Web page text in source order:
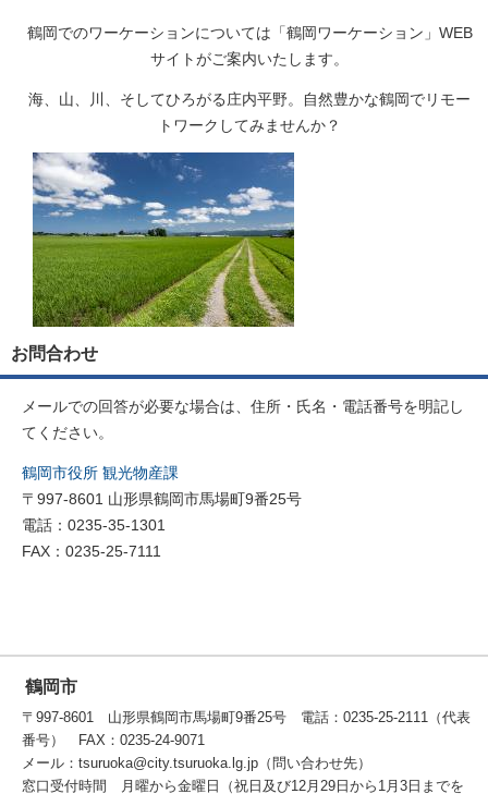
鶴岡でのワーケーションについては「鶴岡ワーケーション」WEB
サイトがご案内いたします。
海、山、川、そしてひろがる庄内平野。自然豊かな鶴岡でリモー
トワークしてみませんか？
お問合わせ
メールでの回答が必要な場合は、住所・氏名・電話番号を明記し
てください。
鶴岡市役所 観光物産課
〒997-8601 山形県鶴岡市馬場町9番25号
電話：0235-35-1301
FAX：0235-25-7111
鶴岡市
〒997-8601 山形県鶴岡市馬場町9番25号 電話：0235-25-2111（代表
番号） FAX：0235-24-9071
メール：tsuruoka@city.tsuruoka.lg.jp（問い合わせ先）
窓口受付時間 月曜から金曜日（祝日及び12月29日から1月3日までを